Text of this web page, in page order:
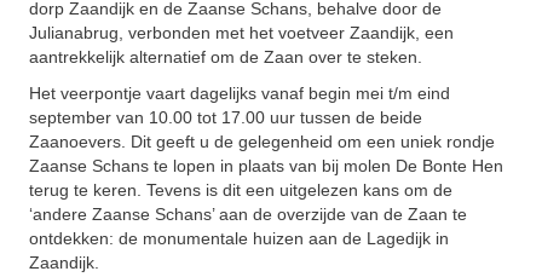
dorp Zaandijk en de Zaanse Schans, behalve door de
Julianabrug, verbonden met het voetveer Zaandijk, een
aantrekkelijk alternatief om de Zaan over te steken.
Het veerpontje vaart dagelijks vanaf begin mei t/m eind
september van 10.00 tot 17.00 uur tussen de beide
Zaanoevers. Dit geeft u de gelegenheid om een uniek rondje
Zaanse Schans te lopen in plaats van bij molen De Bonte Hen
terug te keren. Tevens is dit een uitgelezen kans om de
‘andere Zaanse Schans’ aan de overzijde van de Zaan te
ontdekken: de monumentale huizen aan de Lagedijk in
Zaandijk.